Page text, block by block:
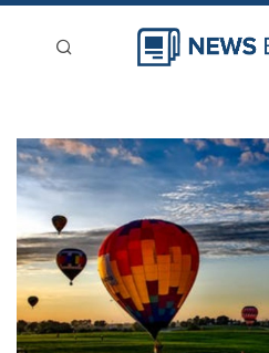
新聞稿分類
登入
刊登